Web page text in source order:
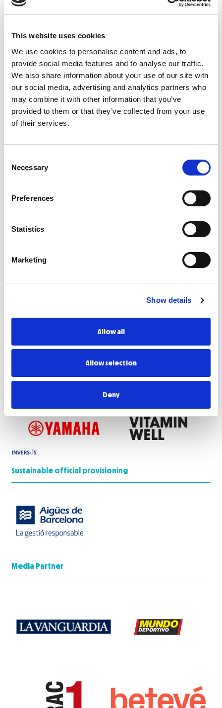
This website uses cookies
We use cookies to personalise content and ads, to
provide social media features and to analyse our traffic.
We also share information about your use of our site with
our social media, advertising and analytics partners who
may combine it with other information that you’ve
provided to them or that they’ve collected from your use
of their services.
Selection
Necessary
Preferences
Statistics
Marketing
Show details
Allow all
Allow selection
Deny
Main Sponsor
Sustainable official provisioning
Media Partner